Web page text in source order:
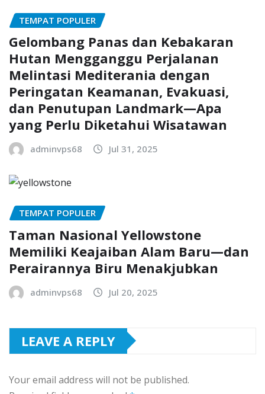
TEMPAT POPULER
Gelombang Panas dan Kebakaran
Hutan Mengganggu Perjalanan
Melintasi Mediterania dengan
Peringatan Keamanan, Evakuasi,
dan Penutupan Landmark—Apa
yang Perlu Diketahui Wisatawan
adminvps68 Jul 31, 2025
TEMPAT POPULER
Taman Nasional Yellowstone
Memiliki Keajaiban Alam Baru—dan
Perairannya Biru Menakjubkan
adminvps68 Jul 20, 2025
LEAVE A REPLY
Your email address will not be published.